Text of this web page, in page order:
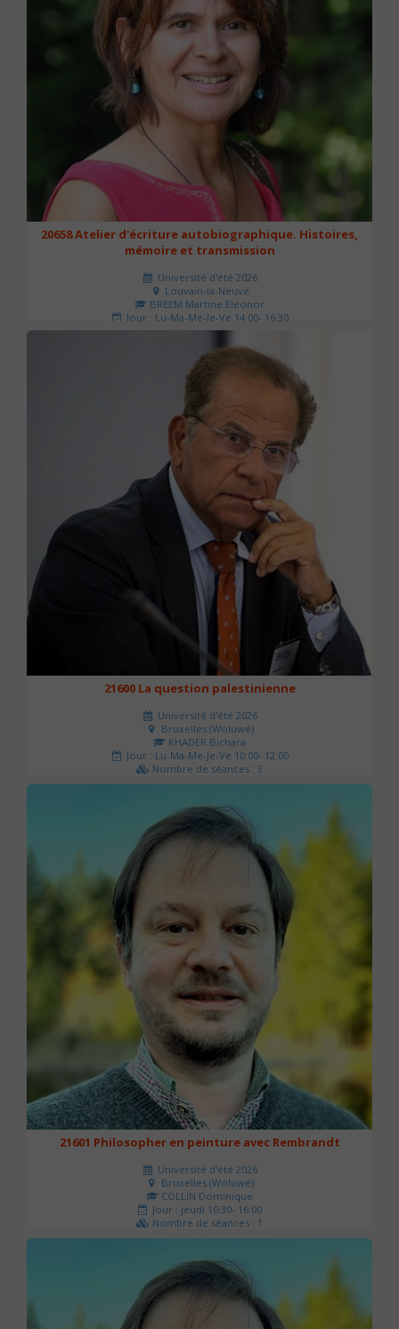
20658 Atelier d'écriture autobiographique. Histoires,
mémoire et transmission
Université d'été 2026
Louvain-la-Neuve
BREEM Martine Eleonor
Jour : Lu-Ma-Me-Je-Ve 14:00- 16:30
Nombre de séances : 3
21600 La question palestinienne
Université d'été 2026
Bruxelles (Woluwé)
KHADER Bichara
Jour : Lu-Ma-Me-Je-Ve 10:00- 12:00
Nombre de séances : 3
63 €
21601 Philosopher en peinture avec Rembrandt
Université d'été 2026
Bruxelles (Woluwé)
COLLIN Dominique
Jour : jeudi 10:30- 16:00
Nombre de séances : 1
40 €